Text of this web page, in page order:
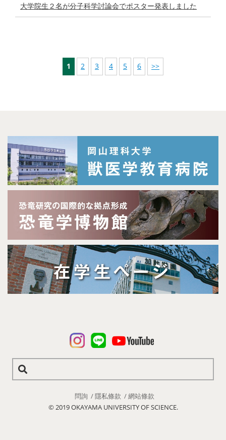
大学院生２名が分子科学討論会でポスター発表しました
1 2 3 4 5 6 >>
問詢 隱私條款
網站條款
© 2019 OKAYAMA UNIVERSITY OF SCIENCE.